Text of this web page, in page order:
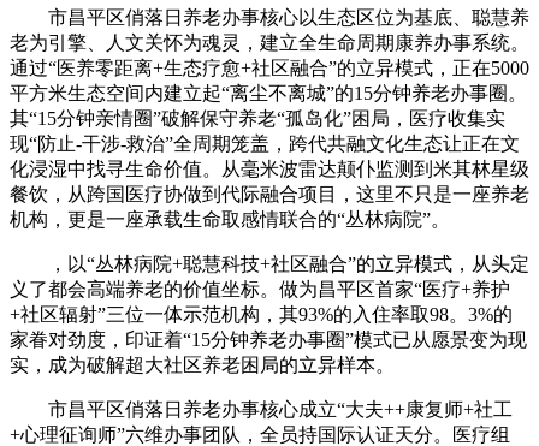
市昌平区俏落日养老办事核心以生态区位为基底、聪慧养
老为引擎、人文关怀为魂灵，建立全生命周期康养办事系统。
通过“医养零距离+生态疗愈+社区融合”的立异模式，正在5000
平方米生态空间内建立起“离尘不离城”的15分钟养老办事圈。
其“15分钟亲情圈”破解保守养老“孤岛化”困局，医疗收集实
现“防止-干涉-救治”全周期笼盖，跨代共融文化生态让正在文
化浸湿中找寻生命价值。从毫米波雷达颠仆监测到米其林星级
餐饮，从跨国医疗协做到代际融合项目，这里不只是一座养老
机构，更是一座承载生命取感情联合的“丛林病院”。
，以“丛林病院+聪慧科技+社区融合”的立异模式，从头定
义了都会高端养老的价值坐标。做为昌平区首家“医疗+养护
+社区辐射”三位一体示范机构，其93%的入住率取98。3%的
家眷对劲度，印证着“15分钟养老办事圈”模式已从愿景变为现
实，成为破解超大社区养老困局的立异样本。
市昌平区俏落日养老办事核心成立“大夫++康复师+社工
+心理征询师”六维办事团队，全员持国际认证天分。医疗组